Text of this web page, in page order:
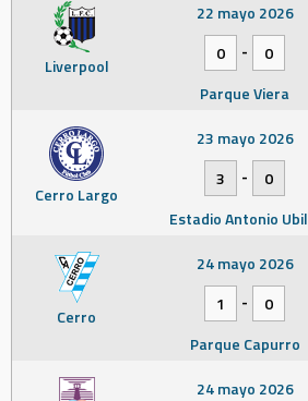
Liverpool
22 mayo 2026
0
-
0
Parque Viera
Cerro Largo
23 mayo 2026
3
-
0
Estadio Antonio
Cerro
24 mayo 2026
1
-
0
Parque Capurro
24 mayo 2026